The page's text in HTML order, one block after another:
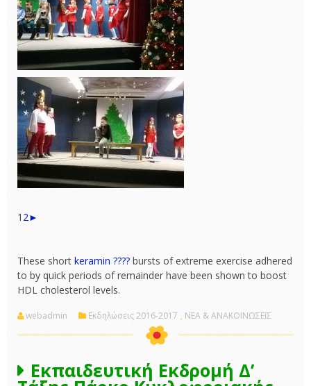
1 2►
These short keramin ???? bursts of extreme exercise adhered
to by quick periods of remainder have been shown to boost
HDL cholesterol levels.
webadmin Εκδηλώσεις 2016-2017 , ΝΕΑ & ΑΝΑΚΟΙΝΩΣΕΙΣ
Εκπαιδευτική Εκδρομή Δ’